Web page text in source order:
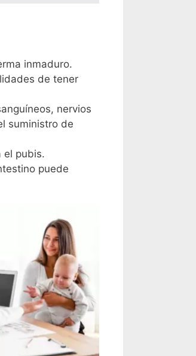
inmaduro.
de tener
nervios
suministro de
el pubis.
puede